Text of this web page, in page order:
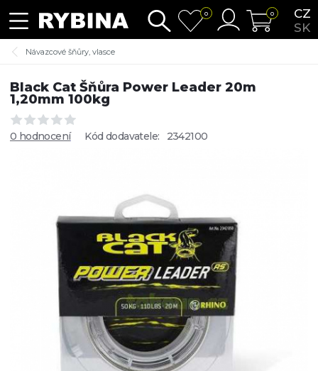
CZ
SK
0 0
Návazcové šňůry, vlasce
Black Cat Šňůra Power Leader 20m
1,20mm 100kg
0 hodnocení Kód dodavatele: 2342100